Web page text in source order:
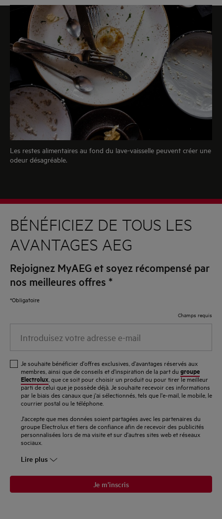
Les restes alimentaires au fond du lave-vaisselle peuvent créer une
odeur désagréable.
BÉNÉFICIEZ DE TOUS LES
AVANTAGES AEG
Rejoignez MyAEG et soyez récompensé par
nos meilleures offres *
*Obligatoire
Champs requis
votre
e-
mail
Je souhaite bénéficier d'offres exclusives, d'avantages réservés aux
membres, ainsi que de conseils et d'inspiration de la part du groupe
Electrolux , que ce soit pour choisir un produit ou pour tirer le meilleur
parti de celui que je possède déjà. Je souhaite recevoir ces informations
par le biais des canaux que j'ai sélectionnés, tels que l'e-mail, le mobile, le
courrier postal ou le téléphone.
J'accepte que mes données soient partagées avec les partenaires du
groupe Electrolux et tiers de confiance afin de recevoir des publicités
personnalisées lors de ma visite et sur d'autres sites web et réseaux
sociaux.
Lire plus
Je m’inscris